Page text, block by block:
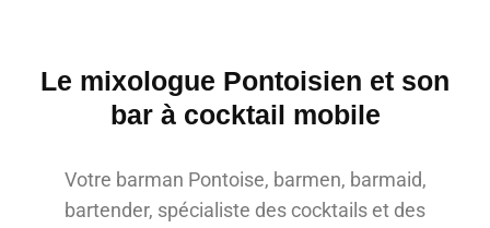
Le mixologue Pontoisien et son
bar à cocktail mobile
Votre barman Pontoise, barmen, barmaid,
bartender, spécialiste des cocktails et des